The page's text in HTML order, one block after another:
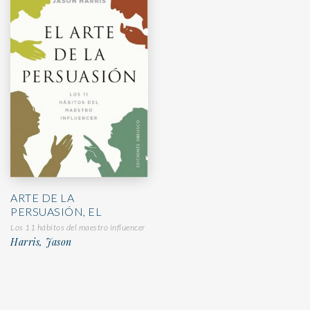
ARTE DE LA
PERSUASIÓN, EL
Los 11 hábitos del maestro influencer
Harris, Jason